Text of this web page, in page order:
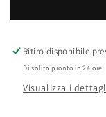
in
inciso,
diamanti,
cristallo
di
in
di
Ritiro disponibile
Di solito pronto in 24 ore
Visualizza i